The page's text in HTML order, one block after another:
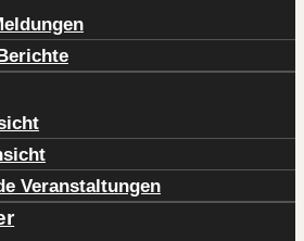
Veranstaltungen